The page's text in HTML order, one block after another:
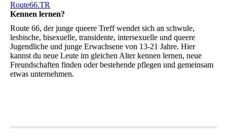
Route66.TR
Kennen lernen?
Route 66, der junge queere Treff wendet sich an schwule,
lesbische, bisexuelle, transidente, intersexuelle und queere
Jugendliche und junge Erwachsene von 13-21 Jahre. Hier
kannst du neue Leute im gleichen Alter kennen lernen, neue
Freundschaften finden oder bestehende pflegen und gemeinsam
etwas unternehmen.